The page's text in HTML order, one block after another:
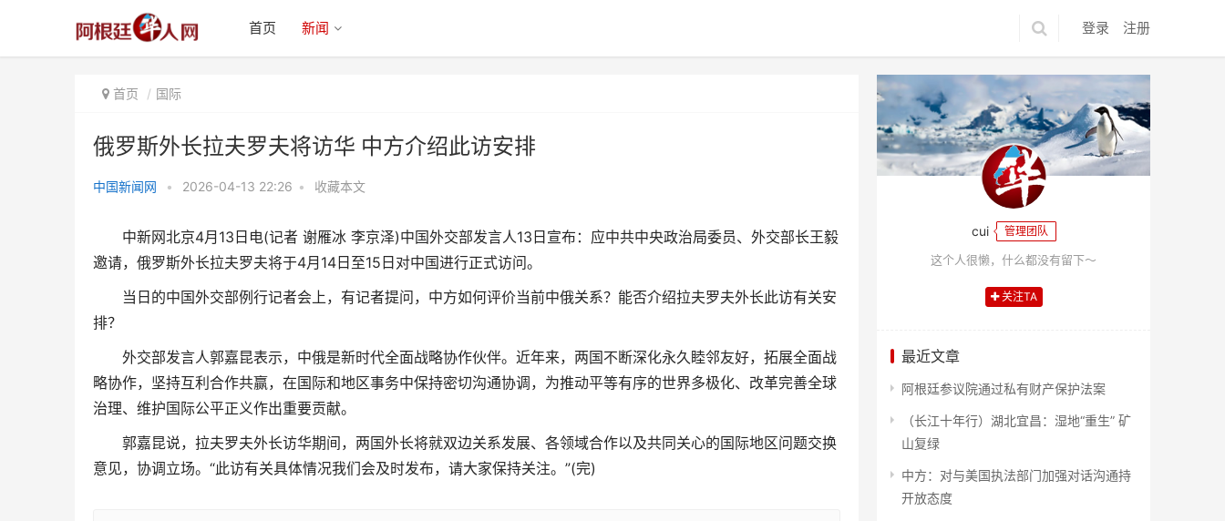
登录 注册
首页 新闻
首页 国际
俄罗斯外长拉夫罗夫将访华 中方介绍此访安排
中国新闻网 • 2026-04-13 22:26 • 收藏本文
中新网北京4月13日电(记者 谢雁冰 李京泽)中国外交部发言人13日宣布：应中共中央政治局委员、外交部长王毅
邀请，俄罗斯外长拉夫罗夫将于4月14日至15日对中国进行正式访问。
当日的中国外交部例行记者会上，有记者提问，中方如何评价当前中俄关系？能否介绍拉夫罗夫外长此访有关安
排？
外交部发言人郭嘉昆表示，中俄是新时代全面战略协作伙伴。近年来，两国不断深化永久睦邻友好，拓展全面战
略协作，坚持互利合作共赢，在国际和地区事务中保持密切沟通协调，为推动平等有序的世界多极化、改革完善全球
治理、维护国际公平正义作出重要贡献。
郭嘉昆说，拉夫罗夫外长访华期间，两国外长将就双边关系发展、各领域合作以及共同关心的国际地区问题交换
意见，协调立场。“此访有关具体情况我们会及时发布，请大家保持关注。”(完)
介绍此访安排
cui 管理团队
这个人很懒，什么都没有留下～
关注TA
最近文章
阿根廷参议院通过私有财产保护法案
（长江十年行）湖北宜昌：湿地“重生” 矿
山复绿
中方：对与美国执法部门加强对话沟通持
开放态度